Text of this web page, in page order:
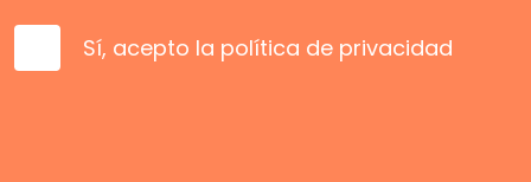
Sí, acepto la política de privacidad